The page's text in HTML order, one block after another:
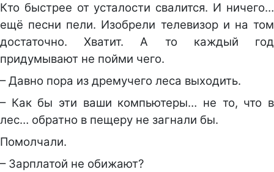
Кто быстрее от усталости свалится. И ничего…
ещё песни пели. Изобрели телевизор и на том
достаточно. Хватит. А то каждый год
придумывают не пойми чего.
– Давно пора из дремучего леса выходить.
– Как бы эти ваши компьютеры… не то, что в
лес… обратно в пещеру не загнали бы.
Помолчали.
– Зарплатой не обижают?